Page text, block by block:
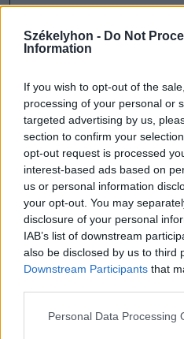
Székelyhon - Do Not
Information
If you wish to opt-out of the
processing of your personal or
targeted advertising by us,
section to confirm your
opt-out request is processed
interest-based ads based on
us or personal information
your opt-out. You may
disclosure of your personal
IAB’s list of downstream
also be disclosed by us to third
Downstream Participants that
Personal Data Processing
Erre várnak
remélhetőleg a
– akkor az almát és
folyósítani
tanácsnak
megkötik továbbra is
számolt be a
László, Kovászna
alelnöke. A tej
gondok vannak a